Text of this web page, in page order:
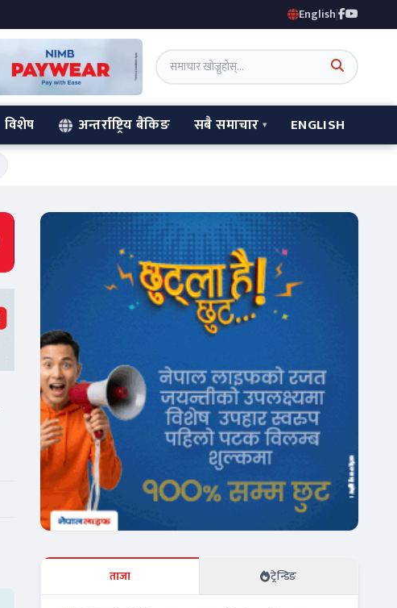
English|
विशेष अन्तर्राष्ट्रिय बैंकिङ सबै समाचार ENGLISH
ताजा ट्रेन्डिङ